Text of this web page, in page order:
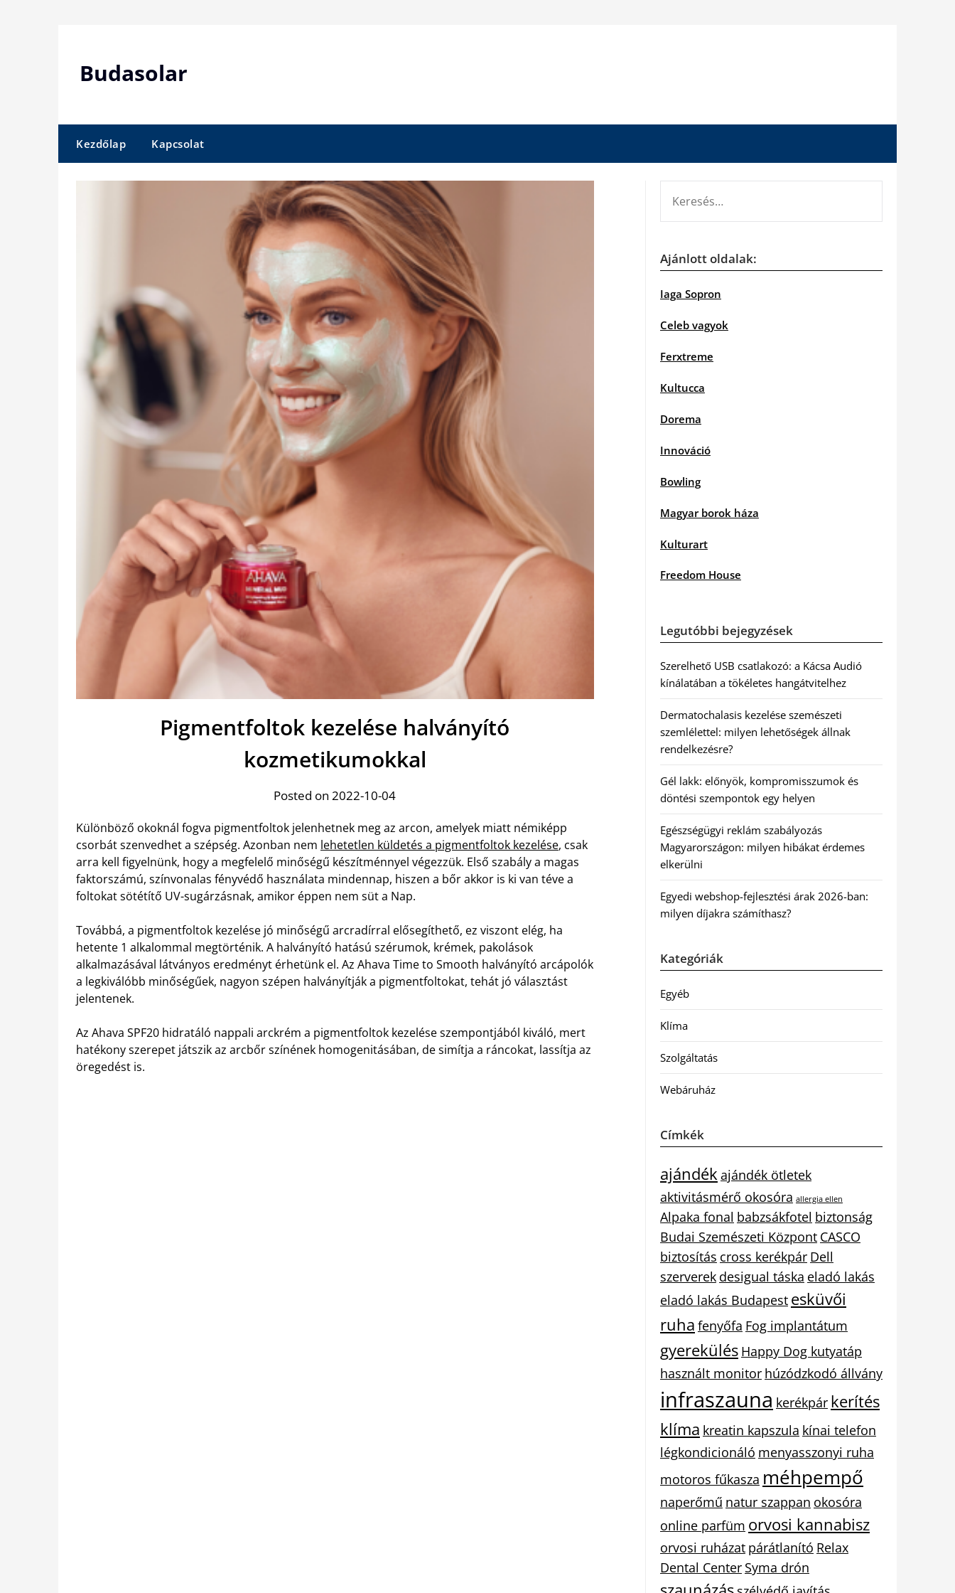
Budasolar
Kezdőlap Kapcsolat
Pigmentfoltok kezelése halványító
kozmetikumokkal
Posted on 2022-10-04
Különböző okoknál fogva pigmentfoltok jelenhetnek meg az arcon, amelyek miatt némiképp
csorbát szenvedhet a szépség. Azonban nem lehetetlen küldetés a pigmentfoltok kezelése, csak
arra kell figyelnünk, hogy a megfelelő minőségű készítménnyel végezzük. Első szabály a magas
faktorszámú, színvonalas fényvédő használata mindennap, hiszen a bőr akkor is ki van téve a
foltokat sötétítő UV-sugárzásnak, amikor éppen nem süt a Nap.
Továbbá, a pigmentfoltok kezelése jó minőségű arcradírral elősegíthető, ez viszont elég, ha
hetente 1 alkalommal megtörténik. A halványító hatású szérumok, krémek, pakolások
alkalmazásával látványos eredményt érhetünk el. Az Ahava Time to Smooth halványító arcápolók
a legkiválóbb minőségűek, nagyon szépen halványítják a pigmentfoltokat, tehát jó választást
jelentenek.
Az Ahava SPF20 hidratáló nappali arckrém a pigmentfoltok kezelése szempontjából kiváló, mert
hatékony szerepet játszik az arcbőr színének homogenitásában, de simítja a ráncokat, lassítja az
öregedést is.
Ajánlott oldalak:
Iaga Sopron
Celeb vagyok
Ferxtreme
Kultucca
Dorema
Innováció
Bowling
Magyar borok háza
Kulturart
Freedom House
Legutóbbi bejegyzések
Szerelhető USB csatlakozó: a Kácsa Audió
kínálatában a tökéletes hangátvitelhez
Dermatochalasis kezelése szemészeti
szemlélettel: milyen lehetőségek állnak
rendelkezésre?
Gél lakk: előnyök, kompromisszumok és
döntési szempontok egy helyen
Egészségügyi reklám szabályozás
Magyarországon: milyen hibákat érdemes
elkerülni
Egyedi webshop-fejlesztési árak 2026-ban:
milyen díjakra számíthasz?
Kategóriák
Egyéb
Klíma
Szolgáltatás
Webáruház
Címkék
ajándékajándék ötletek
aktivitásmérő okosóra allergia ellen
Alpaka fonal babzsákfotel biztonság
Budai Szemészeti Központ CASCO
biztosítás cross kerékpár Dell
szerverek desigual táska eladó lakás
eladó lakás Budapest esküvői
ruha fenyőfa Fog implantátum
gyerekülés Happy Dog kutyatáp
használt monitor húzódzkodó állvány
infraszauna kerékpár kerítés
klíma kreatin kapszula kínai telefon
légkondicionáló menyasszonyi ruha
motoros fűkasza méhpempő
naperőmű natur szappan okosóra
online parfüm orvosi kannabisz
orvosi ruházat párátlanító Relax
Dental Center Syma drón